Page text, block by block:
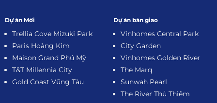
Dự án Mới
Trellia Cove Mizuki Park
Paris Hoàng Kim
Maison Grand Phú Mỹ
T&T Millennia City
Gold Coast Vũng Tàu
Dự án bàn giao
Vinhomes Central Park
City Garden
Vinhomes Golden River
The Marq
Sunwah Pearl
The River Thủ Thiêm